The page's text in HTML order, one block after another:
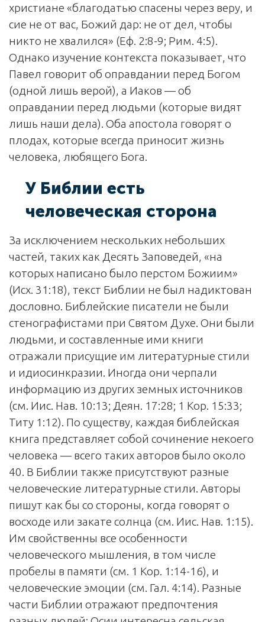
христиане «благодатью спасены через веру, и
сие не от вас, Божий дар: не от дел, чтобы
никто не хвалился» (Еф. 2:8-9; Рим. 4:5).
Однако изучение контекста показывает, что
Павел говорит об оправдании перед Богом
(одной лишь верой), а Иаков — об
оправдании перед людьми (которые видят
лишь наши дела). Оба апостола говорят о
плодах, которые всегда приносит жизнь
человека, любящего Бога.
У Библии есть
человеческая сторона
За исключением нескольких небольших
частей, таких как Десять Заповедей, «на
которых написано было перстом Божиим»
(Исх. 31:18), текст Библии не был надиктован
дословно. Библейские писатели не были
стенографистами при Святом Духе. Они были
людьми, и составленные ими книги
отражали присущие им литературные стили
и идиосинкразии. Иногда они черпали
информацию из других земных источников
(см. Иис. Нав. 10:13; Деян. 17:28; 1 Кор. 15:33;
Титу 1:12). По существу, каждая библейская
книга представляет собой сочинение некоего
человека — всего таких авторов было около
40. В Библии также присутствуют разные
человеческие литературные стили. Авторы
пишут как бы со стороны, когда говорят о
восходе или закате солнца (см. Иис. Нав. 1:15).
Им свойственны все особенности
человеческого мышления, в том числе
пробелы в памяти (см. 1 Кор. 1:14-16), и
человеческие эмоции (см. Гал. 4:14). Разные
части Библии отражают предпочтения